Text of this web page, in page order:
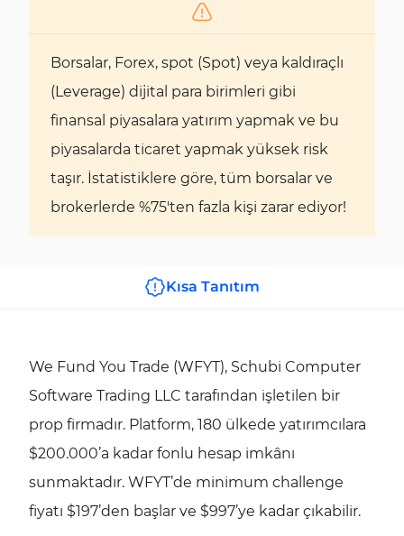
Borsalar, Forex, spot (Spot) veya kaldıraçlı
(Leverage) dijital para birimleri gibi
finansal piyasalara yatırım yapmak ve bu
piyasalarda ticaret yapmak yüksek risk
taşır. İstatistiklere göre, tüm borsalar ve
brokerlerde %75'ten fazla kişi zarar ediyor!
Kısa Tanıtım
We Fund You Trade (WFYT), Schubi Computer
Software Trading LLC tarafından işletilen bir
prop firmadır. Platform, 180 ülkede yatırımcılara
$200.000’a kadar fonlu hesap imkânı
sunmaktadır. WFYT’de minimum challenge
fiyatı $197’den başlar ve $997’ye kadar çıkabilir.